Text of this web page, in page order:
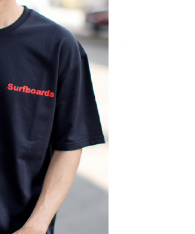
額度不足之情形，本公司將視審查
人資訊註冊。若發現惡意使用之情
止該用戶之使用額度並採取法律行